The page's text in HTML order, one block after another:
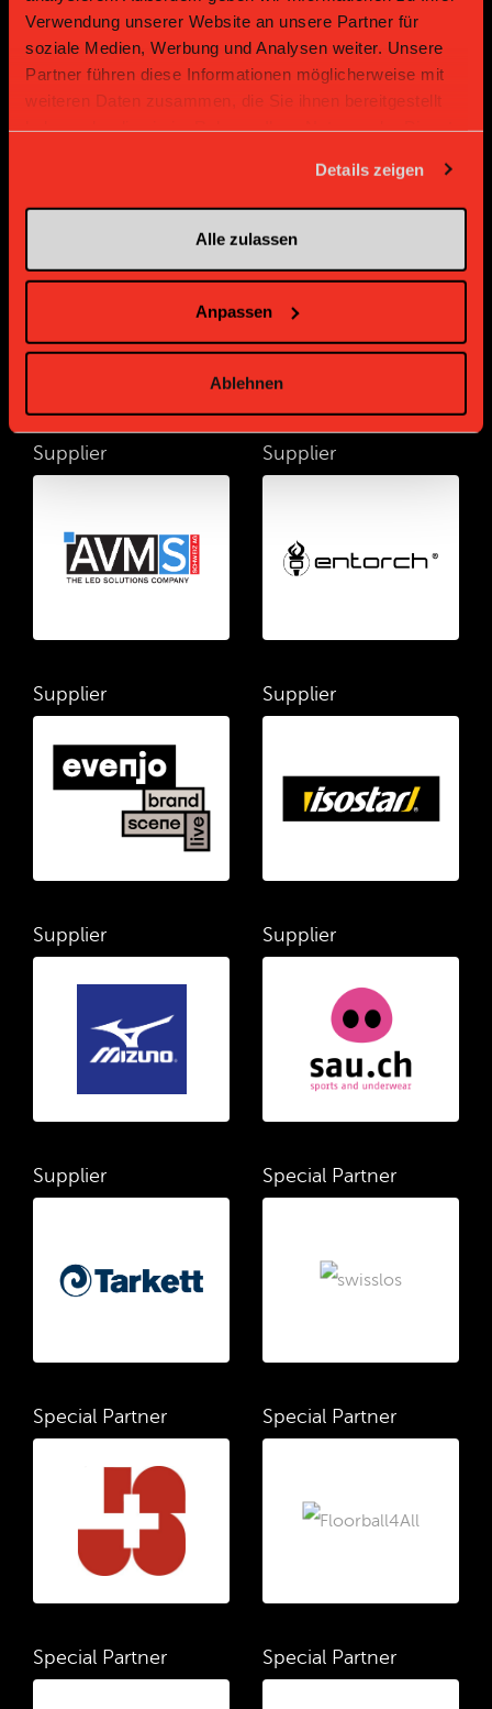
Verwendung unserer Website an unsere Partner für
soziale Medien, Werbung und Analysen weiter. Unsere
Partner führen diese Informationen möglicherweise mit
weiteren Daten zusammen, die Sie ihnen bereitgestellt
Details zeigen
Alle zulassen
Anpassen
Ablehnen
Bronze Partner
Supplier Supplier
Supplier Supplier
Supplier Supplier
Supplier Special Partner
Special Partner Special Partner
Special Partner Special Partner